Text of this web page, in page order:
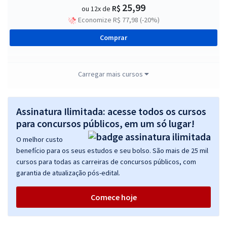
ou 12x de R$ 25,99
Economize R$ 77,98 (-20%)
Comprar
Conhecimentos Básicos para os Cargos de Nível Superior
R$ 199,92à vista
ou 12x deR$ 16,66
Economize R$ 49,98 (-20%)
Comprar
TJ MT - Tribunal de Justiça do Estado do Mato Grosso -
Conhecimentos Específicos para o Cargo de Técnico Judiciário
Carregar mais cursos
Assinatura Ilimitada: acesse todos os cursos
para concursos públicos, em um só lugar!
O melhor custo
benefício para os seus estudos e seu bolso. São mais de 25 mil
cursos para todas as carreiras de concursos públicos, com
garantia de atualização pós-edital.
Comece hoje